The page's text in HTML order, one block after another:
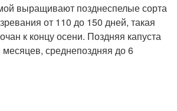
выращивают позднеспелые сорта
от 110 до 150 дней, такая
к концу осени. Поздняя капуста
месяцев, среднепоздняя до 6